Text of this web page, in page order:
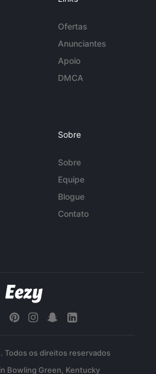
Ofertas
Anunciantes
Apoio
DMCA
Sobre
Sobre
Equipe
Blogue
Contato
Todos os direitos reservados